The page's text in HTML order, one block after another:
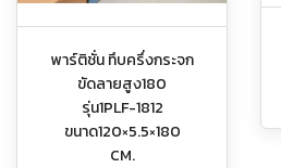
พาร์ติชั่น ทึบครึ่งกระจก
ขัดลายสูง180
รุ่น1PLF-1812
ขนาด120×5.5×180
CM.